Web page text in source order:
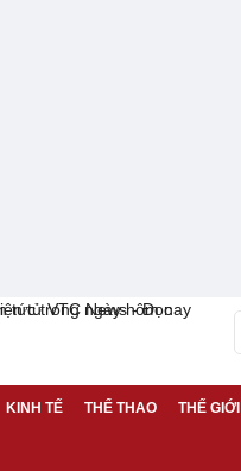
KINH TẾ THỂ THAO THẾ GIỚI